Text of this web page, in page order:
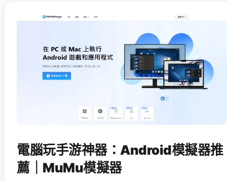
電腦玩手游神器：Android模擬器推
薦｜MuMu模擬器